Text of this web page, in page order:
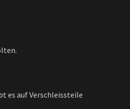
es auf Verschleissteile